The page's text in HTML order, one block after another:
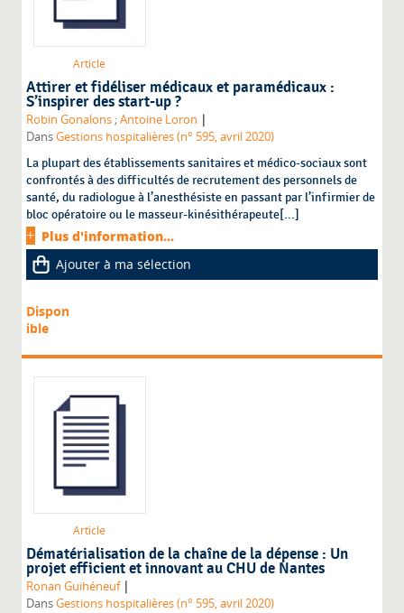
Article
Attirer et fidéliser médicaux et paramédicaux :
S’inspirer des start-up ?
Robin Gonalons ;Antoine Loron |
DansGestions hospitalières (n° 595, avril 2020)
La plupart des établissements sanitaires et médico-sociaux sont
confrontés à des difficultés de recrutement des personnels de
santé, du radiologue à l’anesthésiste en passant par l’infirmier de
bloc opératoire ou le masseur-kinésithérapeute[...]
Plus d'information...
Ajouter à ma sélection
Dispon
ible
Article
Dématérialisation de la chaîne de la dépense : Un
projet efficient et innovant au CHU de Nantes
Ronan Guihéneuf |
DansGestions hospitalières (n° 595, avril 2020)